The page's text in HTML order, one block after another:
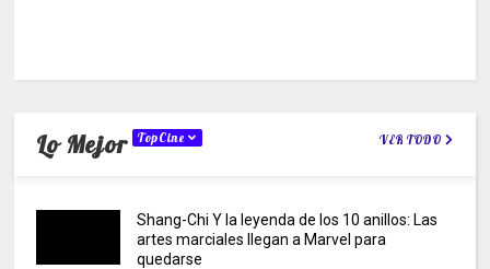
Lo Mejor TopCine VER TODO
Shang-Chi Y la leyenda de los 10 anillos: Las
artes marciales llegan a Marvel para
quedarse